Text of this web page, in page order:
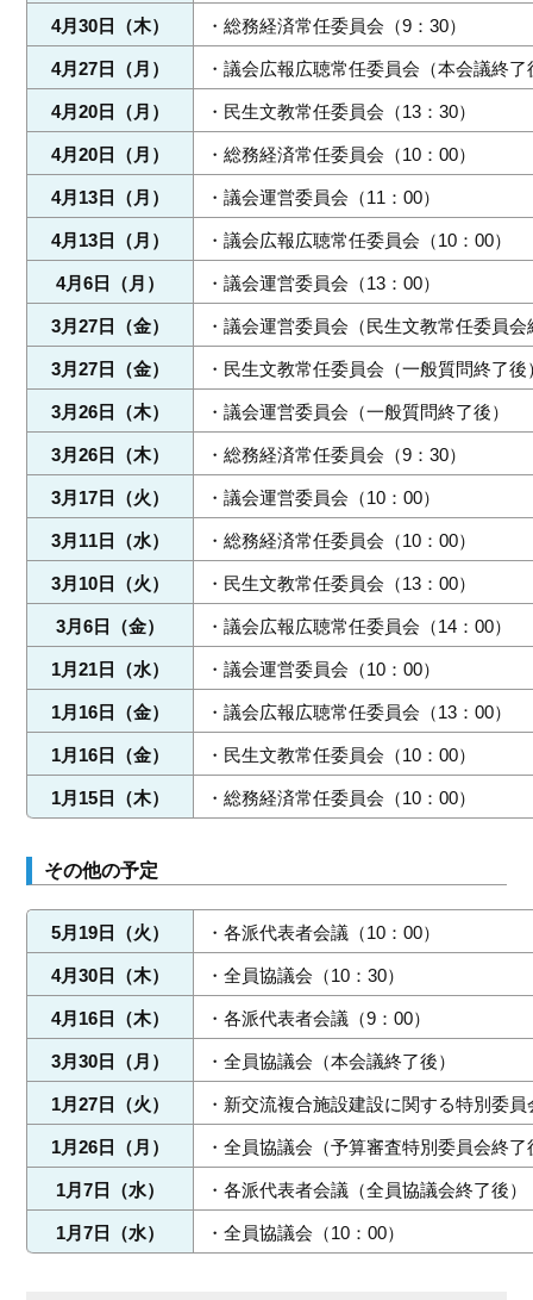
4月30日（木） ・総務経済常任委員会（9：30）
4月27日（月） ・議会広報広聴常任委員会（本会議終了
4月20日（月） ・民生文教常任委員会（13：30）
4月20日（月） ・総務経済常任委員会（10：00）
4月13日（月） ・議会運営委員会（11：00）
4月13日（月） ・議会広報広聴常任委員会（10：00）
4月6日（月） ・議会運営委員会（13：00）
3月27日（金） ・議会運営委員会（民生文教常任委員
3月27日（金） ・民生文教常任委員会（一般質問終了後
3月26日（木） ・議会運営委員会（一般質問終了後）
3月26日（木） ・総務経済常任委員会（9：30）
3月17日（火） ・議会運営委員会（10：00）
3月11日（水） ・総務経済常任委員会（10：00）
3月10日（火） ・民生文教常任委員会（13：00）
3月6日（金） ・議会広報広聴常任委員会（14：00）
1月21日（水） ・議会運営委員会（10：00）
1月16日（金） ・議会広報広聴常任委員会（13：00）
1月16日（金） ・民生文教常任委員会（10：00）
1月15日（木） ・総務経済常任委員会（10：00）
その他の予定
5月19日（火） ・各派代表者会議（10：00）
4月30日（木） ・全員協議会（10：30）
4月16日（木） ・各派代表者会議（9：00）
3月30日（月） ・全員協議会（本会議終了後）
1月27日（火） ・新交流複合施設建設に関する特別委
1月26日（月） ・全員協議会（予算審査特別委員会終了
1月7日（水） ・各派代表者会議（全員協議会終了後）
1月7日（水） ・全員協議会（10：00）